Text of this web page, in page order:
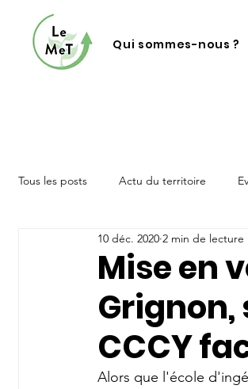
Qui sommes-nous ?
Tous les posts Actu du territoire
Mise en
Grignon,
CCCY
10 déc. 2020 2 min de lecture
Alors que l'école